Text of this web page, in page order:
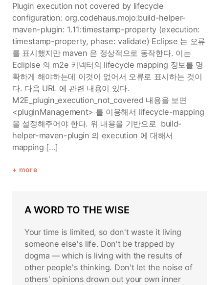
Plugin execution not covered by lifecycle
configuration: org.codehaus.mojo:build-helper-
maven-plugin: 1.11:timestamp-property (execution:
timestamp-property, phase: validate) Eclipse 는 오류
를 표시했지만 maven 은 정상적으로 동작한다. 이는
Ecliplse 의 m2e 커넥터의 lifecycle mapping 정보를 명
확하게 해야하는데 이것이 없어서 오류로 표시하는 것이
다. 다음 URL 에 관련 내용이 있다.
M2E_plugin_execution_not_covered 내용을 보면
<pluginManagement> 를 이용해서 lifecycle-mapping
을 설정해주어야 한다. 위 내용을 기반으로 build-
helper-maven-plugin 의 execution 에 대해서
mapping […]
more
A WORD TO THE WISE
Your time is limited, so don't waste it living
someone else's life. Don't be trapped by
dogma — which is living with the results of
other people's thinking. Don't let the noise of
others' opinions drown out your own inner